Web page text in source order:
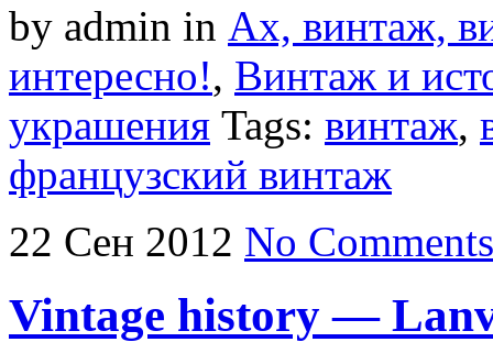
by admin in Ах, винтаж,
интересно!, Винтаж и
украшения Tags: винтаж,
французский винтаж
22 Сен 2012 No Comments
Vintage history —